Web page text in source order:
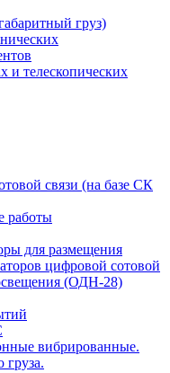
груз)
и телескопических
связи (на базе СК
работы
для размещения
цифровой сотовой
(ОДН-28)
вибрированные.
груза.